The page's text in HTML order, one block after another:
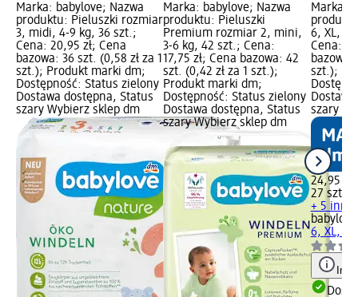
Marka: babylove; Nazwa
produktu: Pieluszki rozmiar
3, midi, 4-9 kg, 36 szt.;
Cena: 20,95 zł; Cena
bazowa: 36 szt. (0,58 zł za 1
szt.); Produkt marki dm;
Dostępność: Status zielony
Dostawa dostępna, Status
szary Wybierz sklep dm
Marka: babylove; Nazwa
produktu: Pieluszki
Premium rozmiar 2, mini,
3-6 kg, 42 szt.; Cena:
17,75 zł; Cena bazowa: 42
szt. (0,42 zł za 1 szt.);
Produkt marki dm;
Dostępność: Status zielony
Dostawa dostępna, Status
szary Wybierz sklep dm
Marka:
6, XL,
Cena:
bazowa:
szt.);
szary
24,95 zł
27 szt.
+ 5 inne
babylove
6, XL,